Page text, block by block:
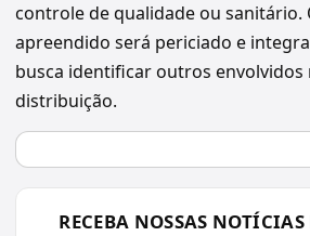
controle de qualidade ou sanitário.
apreendido será periciado e
busca identificar outros envolvidos
distribuição.
RECEBA NOSSAS